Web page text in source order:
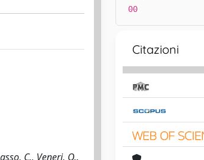
C., Veneri, O..
00
Citazioni